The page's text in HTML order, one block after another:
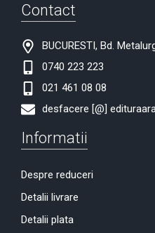
Contact
BUCURESTI, Bd.
0740 223 223
021 461 08 08
desfacere [@]
Informatii
Despre reduceri
Detalii livrare
Detalii plata